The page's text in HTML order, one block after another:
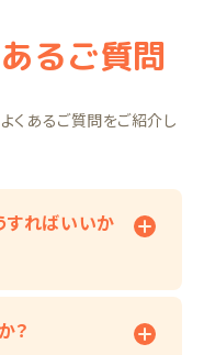
るご質問
くあるご質問をご紹介し
すればいいか
？